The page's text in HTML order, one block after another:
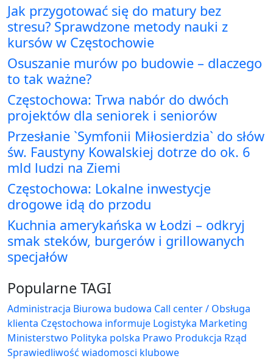
Jak przygotować się do matury bez
stresu? Sprawdzone metody nauki z
kursów w Częstochowie
Osuszanie murów po budowie – dlaczego
to tak ważne?
Częstochowa: Trwa nabór do dwóch
projektów dla seniorek i seniorów
Przesłanie `Symfonii Miłosierdzia` do słów
św. Faustyny Kowalskiej dotrze do ok. 6
mld ludzi na Ziemi
Częstochowa: Lokalne inwestycje
drogowe idą do przodu
Kuchnia amerykańska w Łodzi – odkryj
smak steków, burgerów i grillowanych
specjałów
Popularne TAGI
Administracja Biurowa budowa Call center / Obsługa
klienta Częstochowa informuje Logistyka Marketing
Ministerstwo Polityka polska Prawo Produkcja Rząd
Sprawiedliwość wiadomosci klubowe